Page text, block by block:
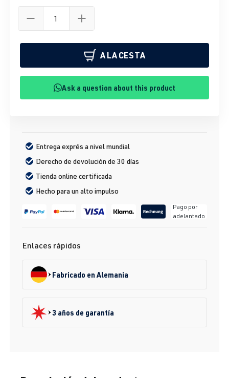
A LA CESTA
Ask a question about this product
Entrega exprés a nivel mundial
Derecho de devolución de 30 días
Tienda online certificada
Hecho para un alto impulso
Pago por
adelantado
Enlaces rápidos
Fabricado en Alemania
3 años de garantía